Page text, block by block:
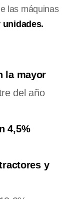
las máquinas
unidades.
la mayor
del año
4,5%
y